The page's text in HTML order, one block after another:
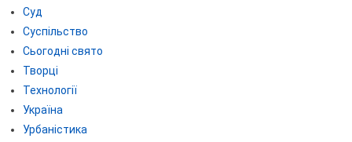
Суд
Суспільство
Сьогодні свято
Творці
Технології
Україна
Урбаністика